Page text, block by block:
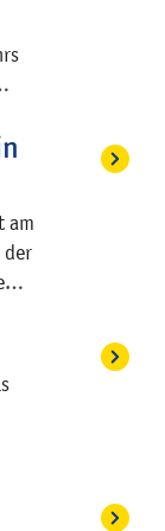
am
der